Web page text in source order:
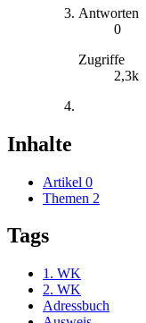
Antworten
0
Zugriffe
2,3k
Inhalte
Artikel 0
Themen 2
Tags
1. WK
2. WK
Adressbuch